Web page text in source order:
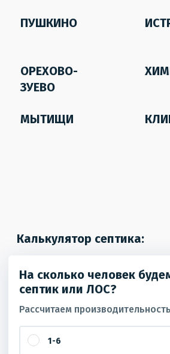
ПУШКИНО
ОРЕХОВО-
ЗУЕВО
МЫТИЩИ
Калькулятор септика:
На сколько человек
септик или ЛОС?
Рассчитаем
1-6